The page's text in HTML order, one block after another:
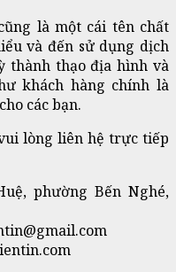
là một cái tên chất
và đến sử dụng dịch
thành thạo địa hình và
khách hàng chính là
các bạn.
lòng liên hệ trực tiếp
phường Bến Nghé,